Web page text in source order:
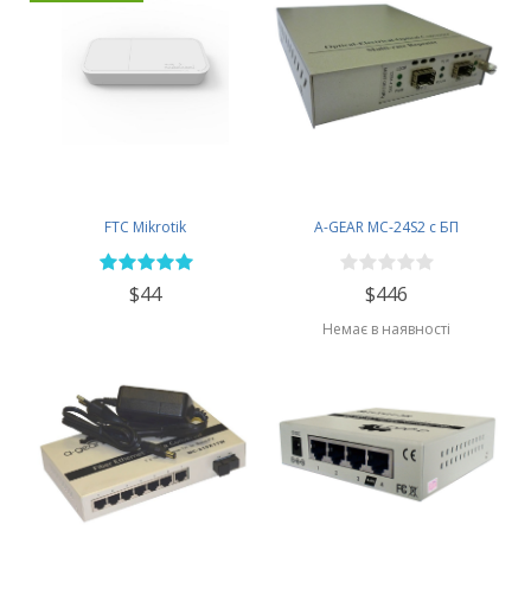
FTC Mikrotik
$44
A-GEAR MC-24S2 с БП
$446
Немає в наявності